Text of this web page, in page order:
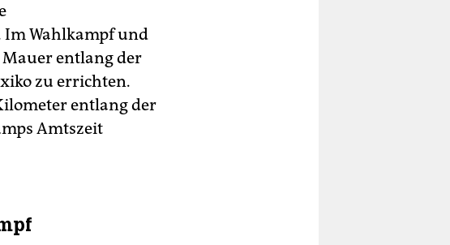
Im Wahlkampf und
entlang der
zu errichten.
entlang der
Amtszeit